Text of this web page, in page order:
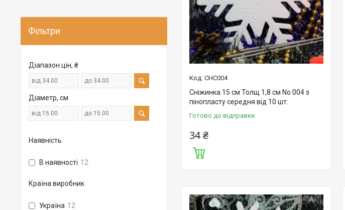
СНС004
Сніжинка 15 см Толщ 1,8 см No 004 з
пінопласту середня від 10 шт.
Готово до відправки
34 ₴
Фільтри
Діапазон цін, ₴
Діаметр, см
Наявність
В наявності 12
Країна виробник
Україна 12